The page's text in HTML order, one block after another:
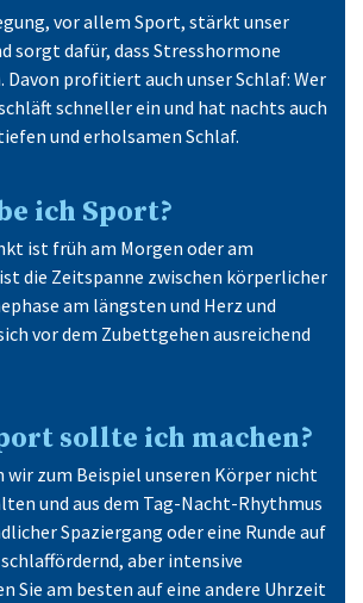
vor allem Sport, stärkt unser
sorgt dafür, dass Stresshormone
Davon profitiert auch unser Schlaf: Wer
schneller ein und hat nachts auch
und erholsamen Schlaf.
ich Sport?
ist früh am Morgen oder am
die Zeitspanne zwischen körperlicher
am längsten und Herz und
vor dem Zubettgehen ausreichend
sollte ich machen?
wir zum Beispiel unseren Körper nicht
und aus dem Tag-Nacht-Rhythmus
Spaziergang oder eine Runde auf
aber intensive
Sie am besten auf eine andere Uhrzeit